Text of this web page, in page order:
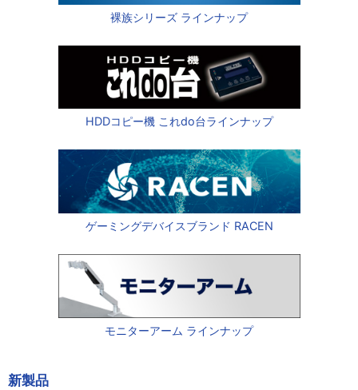
裸族シリーズ ラインナップ
HDDコピー機 これdo台ラインナップ
ゲーミングデバイスブランド RACEN
モニターアーム ラインナップ
新製品